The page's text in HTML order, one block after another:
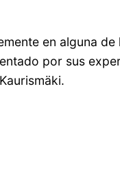
en alguna de
por sus